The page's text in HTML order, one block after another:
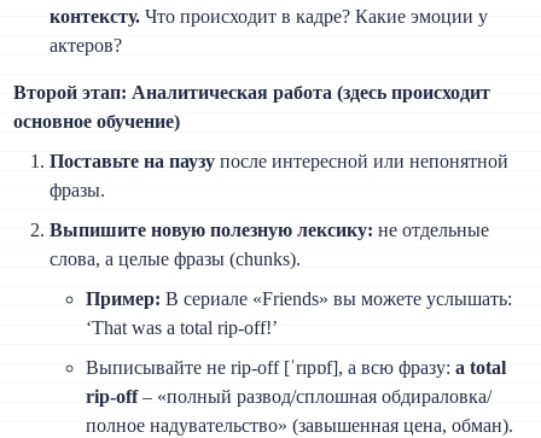
контексту. Что происходит в кадре? Какие эмоции у
актеров?
Второй этап: Аналитическая работа (здесь происходит
основное обучение)
Поставьте на паузу после интересной или непонятной
фразы.
Выпишите новую полезную лексику: не отдельные
слова, а целые фразы (chunks).
Пример: В сериале «Friends» вы можете услышать:
‘That was a total rip-off!’
Выписывайте не rip-off [ˈrɪpɒf], а всю фразу:a total
rip-off– «полный развод/сплошная обдираловка/
полное надувательство» (завышенная цена, обман).